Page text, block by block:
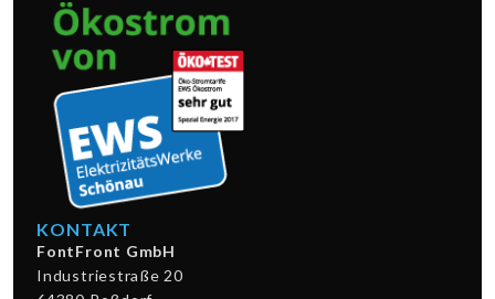
KONTAKT
FontFront GmbH
Industriestraße 20